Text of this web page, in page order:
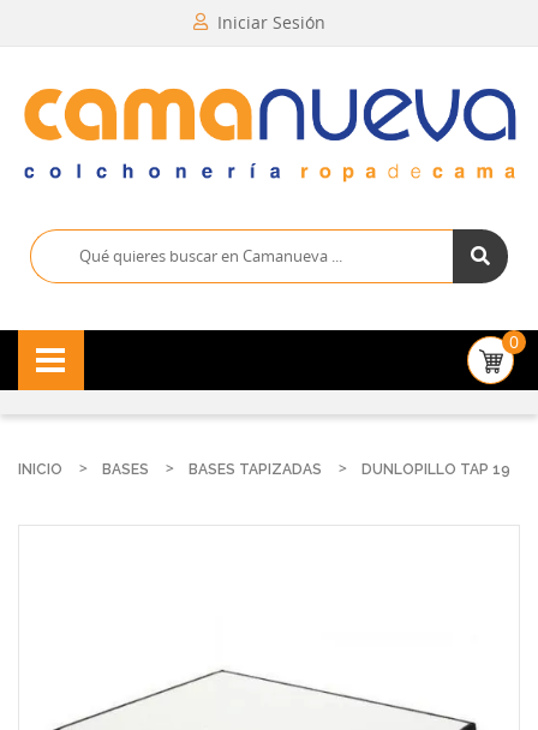
Iniciar Sesión
0
INICIO BASES BASES TAPIZADAS DUNLOPILLO TAP 19